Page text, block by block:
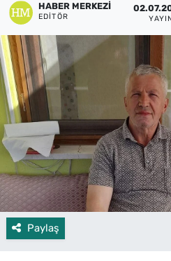
HABER MERKEZI
EDITÖR
Paylaş